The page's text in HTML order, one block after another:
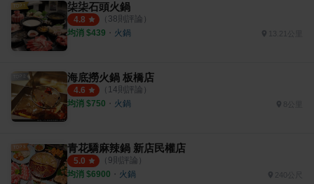
柒柒石頭火鍋
4.8 （ 38則評論）
均消 $439 ・ 火鍋
海底撈火鍋 板橋店
4.6 （ 14則評論）
均消 $750 ・ 火鍋
青花驕麻辣鍋 新店民權店
5.0 （ 9則評論）
均消 $6900 ・ 火鍋 240公尺